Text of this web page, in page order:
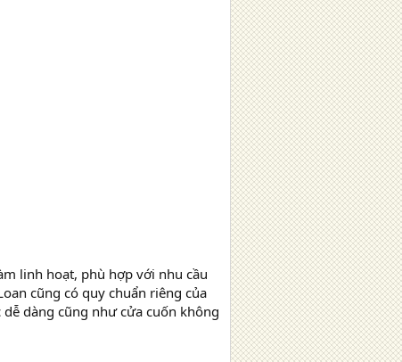
linh hoạt, phù hợp với nhu cầu
cũng có quy chuẩn riêng của
dàng cũng như cửa cuốn không